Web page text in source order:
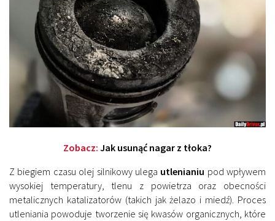
Zobacz: Jak usunąć nagar z tłoka?
Z biegiem czasu olej silnikowy ulega utlenianiu pod wpływem
wysokiej temperatury, tlenu z powietrza oraz obecności
metalicznych katalizatorów (takich jak żelazo i miedź). Proces
utleniania powoduje tworzenie się kwasów organicznych, które